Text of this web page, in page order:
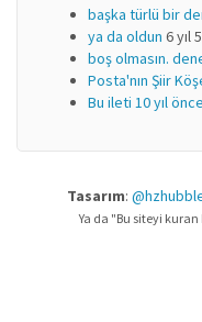
başka türlü bir
ya da oldun 6 yıl
boş olmasın.
Posta'nın Şiir
Bu ileti 10 yıl
Tasarım:
Ya da "Bu siteyi